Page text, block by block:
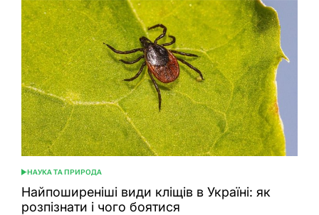
ОПУБЛІКУВАТИ
У
НАУКА ТА ПРИРОДА
Найпоширеніші види кліщів в Україні: як
розпізнати і чого боятися